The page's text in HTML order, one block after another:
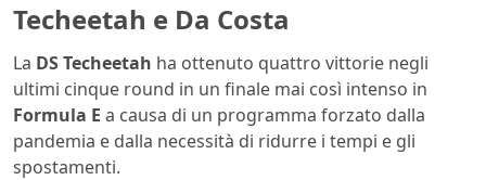
Techeetah e Da Costa
La DS Techeetah ha ottenuto quattro vittorie negli
ultimi cinque round in un finale mai così intenso in
Formula E a causa di un programma forzato dalla
pandemia e dalla necessità di ridurre i tempi e gli
spostamenti.